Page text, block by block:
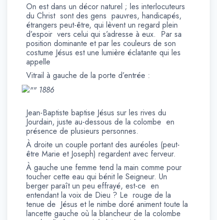
On est dans un décor naturel ; les interlocuteurs
du Christ sont des gens pauvres, handicapés,
étrangers peut-être, qui lèvent un regard plein
d’espoir vers celui qui s’adresse à eux. Par sa
position dominante et par les couleurs de son
costume Jésus est une lumière éclatante qui les
appelle
Vitrail à gauche de la porte d’entrée :
1886
Jean-Baptiste baptise Jésus sur les rives du
Jourdain, juste au-dessous de la colombe en
présence de plusieurs personnes.
À droite un couple portant des auréoles (peut-
être Marie et Joseph) regardent avec ferveur.
À gauche une femme tend la main comme pour
toucher cette eau qui bénit le Seigneur. Un
berger paraît un peu effrayé, est-ce en
entendant la voix de Dieu ? Le rouge de la
tenue de Jésus et le nimbe doré animent toute la
lancette gauche où la blancheur de la colombe